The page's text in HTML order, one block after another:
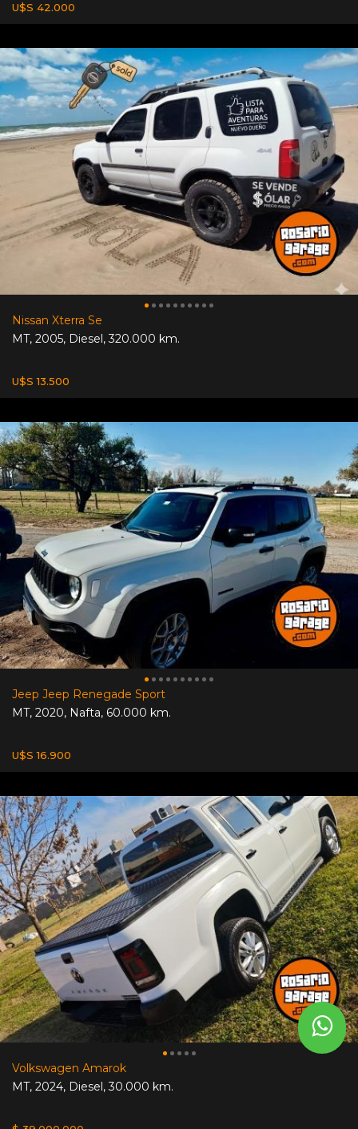
U$S 42.000
Nissan Xterra Se
MT, 2005, Diesel,320.000 km.
U$S 13.500
Jeep Jeep Renegade Sport
MT, 2020, Nafta, 60.000 km.
U$S 16.900
Volkswagen Amarok
MT, 2024, Diesel,30.000 km.